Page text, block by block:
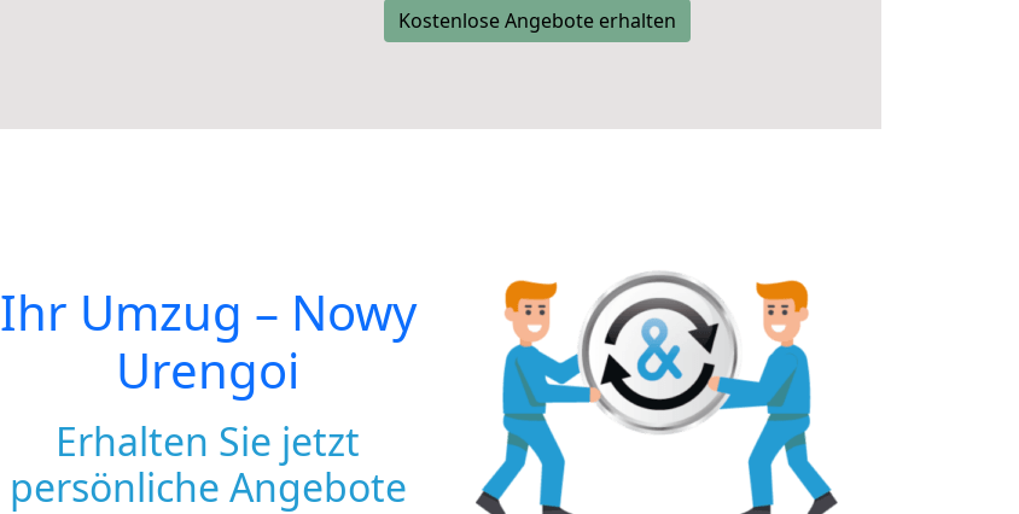
Kostenlose Angebote erhalten
Ihr Umzug – Nowy
Urengoi
Erhalten Sie jetzt
persönliche Angebote